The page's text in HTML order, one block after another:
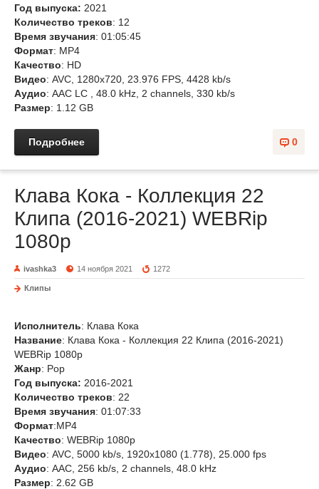
Год выпуска: 2021
Количество треков: 12
Время звучания: 01:05:45
Формат: MP4
Качество: HD
Видео: AVC, 1280x720, 23.976 FPS, 4428 kb/s
Аудио: AAC LC , 48.0 kHz, 2 channels, 330 kb/s
Размер: 1.12 GB
0
Подробнее
Клава Кока - Коллекция 22
Клипа (2016-2021) WEBRip
1080p
ivashka3 14 ноября 2021 1272
Клипы
Исполнитель: Клава Кока
Название: Клава Кока - Коллекция 22 Клипа (2016-2021)
WEBRip 1080p
Жанр: Pop
Год выпуска: 2016-2021
Количество треков: 22
Время звучания: 01:07:33
Формат:MP4
Качество: WEBRip 1080p
Видео: AVC, 5000 kb/s, 1920x1080 (1.778), 25.000 fps
Аудио: AAC, 256 kb/s, 2 channels, 48.0 kHz
Размер: 2.62 GB